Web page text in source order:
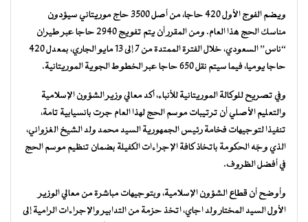
ويضم الفوج الأول 420 حاجا، من أصل 3500 حاج موريتاني سيؤدون
مناسك الحج هذا العام. ومن المقرر أن يتم تفويج 2940 حاجا عبر طيران
“ناس” السعودي، خلال الفترة الممتدة من 7 إلى 13 مايو الجاري، بمعدل 420
حاجا يوميا، فيما سيتم نقل 650 حاجا عبر الخطوط الجوية الموريتانية.
وفي تصريح للوكالة الموريتانية للأنباء، أكد معالي وزير الشؤون الإسلامية
والتعليم الأصلي أن ترتيبات موسم الحج لهذا العام جرت بانسيابية تامة،
تنفيذا لتوجيهات فخامة رئيس الجمهورية السيد محمد ولد الشيخ الغزواني،
الذي وجّه الحكومة باتخاذ كافة الإجراءات الكفيلة بضمان تنظيم موسم الحج
في أفضل الظروف.
وأوضح أن قطاع الشؤون الإسلامية، وبتوجيهات مباشرة من معالي الوزير
الأول السيد المختار ولد اجاي، اتخذ حزمة من التدابير والإجراءات الرامية إلى